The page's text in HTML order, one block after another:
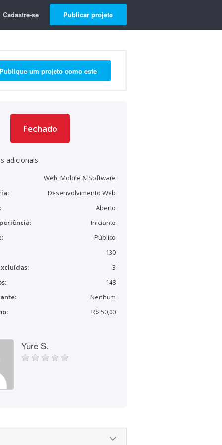
Cadastre-se Publicar projeto
Publique um projeto como este
Fechado
adicionais
Web, Mobile & Software
Desenvolvimento Web
Aberto
Iniciante
Público
130
3
148
Nenhum
R$ 50,00
Yure S.